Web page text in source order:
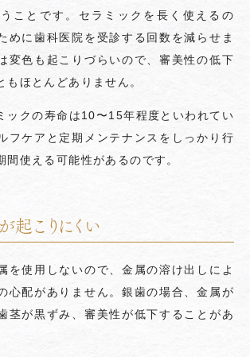
ことです。セラミックを長く使えるの
めに歯科医院を受診する回数を減らせま
変色も起こりづらいので、審美性の低下
もほとんどありません。
ックの寿命は10〜15年程度といわれてい
フケアと定期メンテナンスをしっかり行
間使える可能性があるのです。
こりにくい
を使用しないので、金属の溶け出しによ
心配がありません。銀歯の場合、金属が
茎が黒ずみ、審美性が低下することがあ